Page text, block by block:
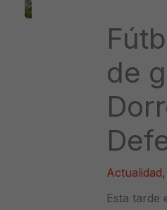
de
Actualidad,
Esta tarde